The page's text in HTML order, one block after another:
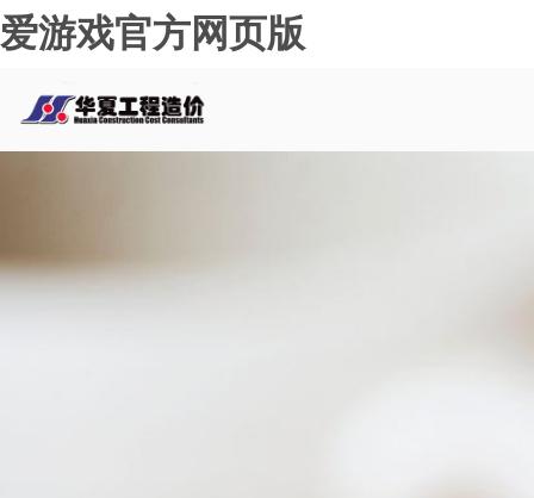
爱游戏官方网页版